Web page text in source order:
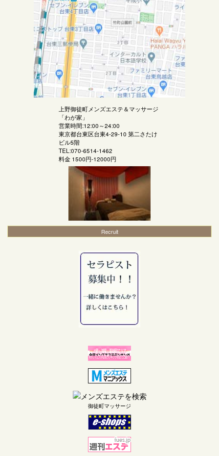
上野御徒町メンズエステ＆マッサージ
「わが家 」
営業時間:12:00～24:00
東京都台東区台東4-29-10 第二さたけ
ビル5階
TEL:070-6514-1462
料金 1500円-12000円
Recruit
御徒町マッサージ